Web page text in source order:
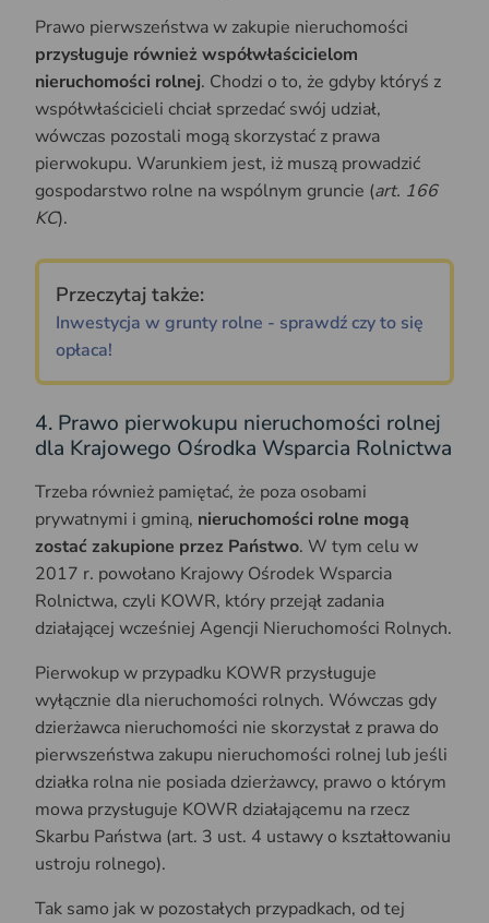
Prawo pierwszeństwa w zakupie nieruchomości
przysługuje również współwłaścicielom
nieruchomości rolnej. Chodzi o to, że gdyby któryś z
współwłaścicieli chciał sprzedać swój udział,
wówczas pozostali mogą skorzystać z prawa
pierwokupu. Warunkiem jest, iż muszą prowadzić
gospodarstwo rolne na wspólnym gruncie (art. 166
KC).
Przeczytaj także:
Inwestycja w grunty rolne - sprawdź czy to się
opłaca!
4. Prawo pierwokupu nieruchomości rolnej
dla Krajowego Ośrodka Wsparcia Rolnictwa
Trzeba również pamiętać, że poza osobami
prywatnymi i gminą, nieruchomości rolne mogą
zostać zakupione przez Państwo. W tym celu w
2017 r. powołano Krajowy Ośrodek Wsparcia
Rolnictwa, czyli KOWR, który przejął zadania
działającej wcześniej Agencji Nieruchomości Rolnych.
Pierwokup w przypadku KOWR przysługuje
wyłącznie dla nieruchomości rolnych. Wówczas gdy
dzierżawca nieruchomości nie skorzystał z prawa do
pierwszeństwa zakupu nieruchomości rolnej lub jeśli
działka rolna nie posiada dzierżawcy, prawo o którym
mowa przysługuje KOWR działającemu na rzecz
Skarbu Państwa (art. 3 ust. 4 ustawy o kształtowaniu
ustroju rolnego).
Tak samo jak w pozostałych przypadkach, od tej